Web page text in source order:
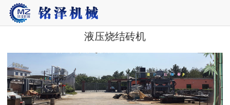
液压烧结砖机